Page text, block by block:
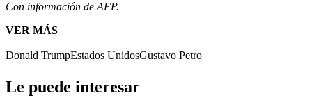
Con información de AFP.
VER MÁS
Donald TrumpEstados UnidosGustavo Petro
Le puede interesar